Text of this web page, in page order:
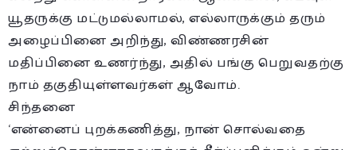
யூதருக்கு மட்டுமல்லாமல், எல்லாருக்கும் தரும்
அழைப்பினை அறிந்து, விண்ணரசின்
மதிப்பினை உணர்ந்து, அதில் பங்கு பெறுவதற்கு
நாம் தகுதியுள்ளவர்கள் ஆவோம்.
சிந்தனை
‘என்னைப் புறக்கணித்து, நான் சொல்வதை